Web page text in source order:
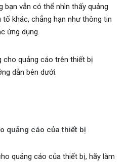
bạn vẫn có thể nhìn thấy quảng
khác, chẳng hạn như thông tin
ứng dụng.
cho quảng cáo trên thiết bị
dẫn bên dưới.
quảng cáo của thiết bị
quảng cáo của thiết bị, hãy làm